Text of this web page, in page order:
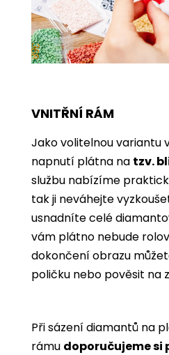
VNITŘNÍ RÁM
Jako volitelnou variantu
napnutí plátna na tzv.
službu nabízíme
tak ji neváhejte
usnadníte celé
vám plátno nebude
dokončení obrazu
poličku nebo pověsit na
Při sázení diamantů na
rámu doporučujeme